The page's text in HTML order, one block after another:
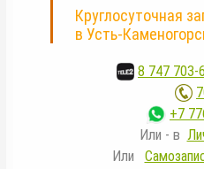
Круглосуточная
в Усть-
8 747 703-
+7
Или - в
Или